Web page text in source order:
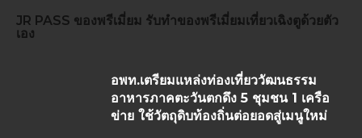
JR PASS ของพรีเมี่ยม รับทำของพรีเมี่ยมเที่ยวเฉิงตูด้วยตัว
เอง
อพท.เตรียมแหล่งท่องเที่ยววัฒนธรรม
อาหารภาคตะวันตกดึง 5 ชุมชน 1 เครือ
ข่าย ใช้วัตถุดิบท้องถิ่นต่อยอดสู่เมนูใหม่